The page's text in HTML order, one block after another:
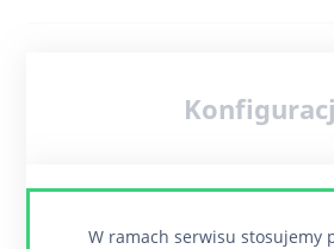
Wirtualny
W ramach serwisu stosujemy